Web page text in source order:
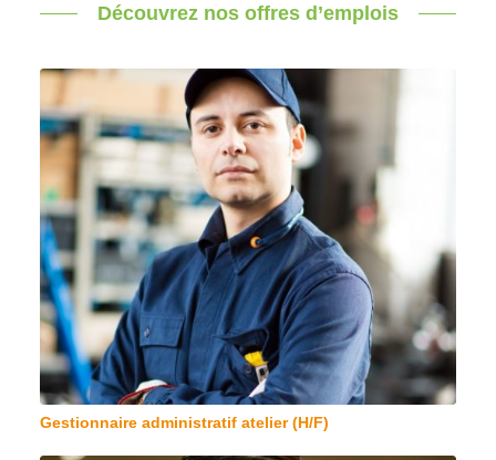
Découvrez nos offres d’emplois
Gestionnaire administratif atelier (H/F)